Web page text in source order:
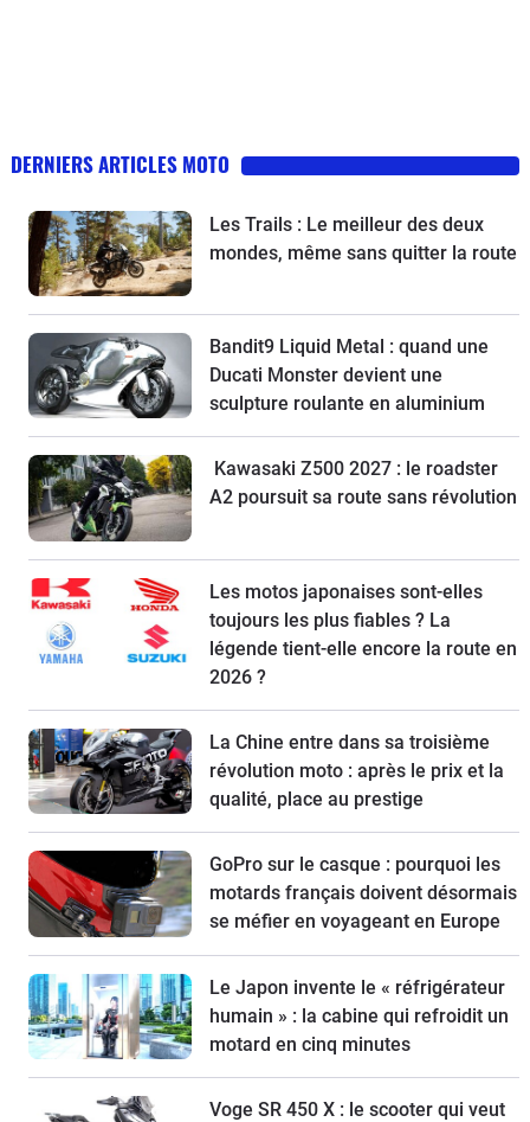
DERNIERS ARTICLES MOTO
Les Trails : Le meilleur des deux
mondes, même sans quitter la route
Bandit9 Liquid Metal : quand une
Ducati Monster devient une
sculpture roulante en aluminium
Kawasaki Z500 2027 : le roadster
A2 poursuit sa route sans révolution
Les motos japonaises sont-elles
toujours les plus fiables ? La
légende tient-elle encore la route en
2026 ?
La Chine entre dans sa troisième
révolution moto : après le prix et la
qualité, place au prestige
GoPro sur le casque : pourquoi les
motards français doivent désormais
se méfier en voyageant en Europe
Le Japon invente le « réfrigérateur
humain » : la cabine qui refroidit un
motard en cinq minutes
Voge SR 450 X : le scooter qui veut